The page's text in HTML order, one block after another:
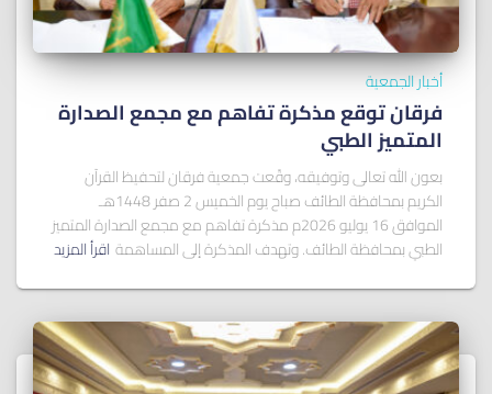
أخبار الجمعية
فرقان توقع مذكرة تفاهم مع مجمع الصدارة
المتميز الطبي
بعون الله تعالى وتوفيقه، وقّعت جمعية فرقان لتحفيظ القرآن
الكريم بمحافظة الطائف صباح يوم الخميس 2 صفر 1448هـ
الموافق 16 يوليو 2026م مذكرة تفاهم مع مجمع الصدارة المتميز
الطبي بمحافظة الطائف. وتهدف المذكرة إلى المساهمة اقرأ المزيد